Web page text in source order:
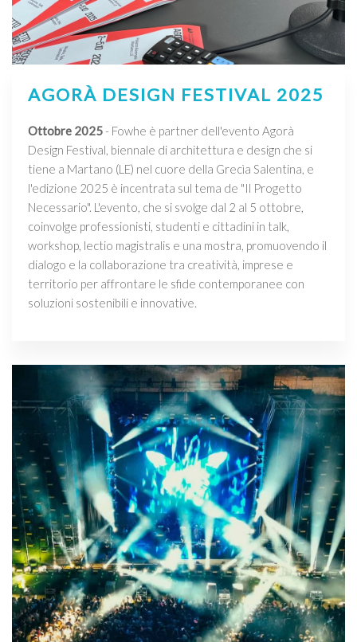
AGORÀ DESIGN FESTIVAL 2025
Ottobre 2025- Fowhe è partner dell'evento Agorà
Design Festival, biennale di architettura e design che si
tiene a Martano (LE) nel cuore della Grecìa Salentina, e
l'edizione 2025 è incentrata sul tema de "Il Progetto
Necessario". L'evento, che si svolge dal 2 al 5 ottobre,
coinvolge professionisti, studenti e cittadini in talk,
workshop, lectio magistralis e una mostra, promuovendo il
dialogo e la collaborazione tra creatività, imprese e
territorio per affrontare le sfide contemporanee con
soluzioni sostenibili e innovative.